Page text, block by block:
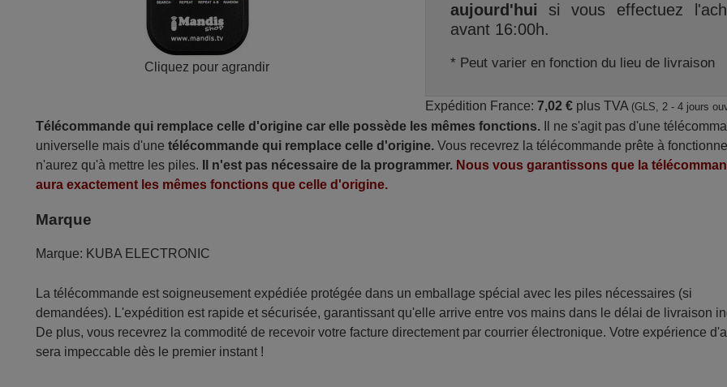
Cliquez pour agrandir
aujourd'hui si vous effectuez
avant 16:00h.
* Peut varier en fonction du lieu de livraison
Expédition France: 7,02 €plus TVA (GLS, 2 - 4 jours
Télécommande qui remplace celle d'origine car elle possède les mêmes fonctions. Il ne s'agit pas d'une
universelle mais d'unetélécommande qui remplace celle d'origine. Vous recevrez la télécommande prête à
n'aurez qu'à mettre les piles.
Il n'est pas nécessaire de la programmer. Nous vous garantissons que la
aura exactement les mêmes fonctions que celle d'origine.
Marque
Marque: KUBA ELECTRONIC
La télécommande est soigneusement expédiée protégée dans un emballage spécial avec les piles nécessaires (si
demandées). L'expédition est rapide et sécurisée, garantissant qu'elle arrive entre vos mains dans le délai de livraison
De plus, vous recevrez la commodité de recevoir votre facture directement par courrier électronique. Votre expérience
sera impeccable dès le premier instant !